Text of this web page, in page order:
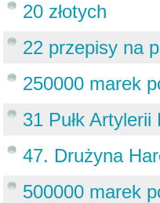
20 złotych
22 przepisy na
250000 marek
31 Pułk
47. Drużyna
500000 marek